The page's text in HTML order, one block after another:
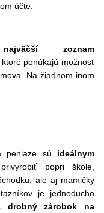
účte.
najväčší zoznam
ponúkajú možnosť
Na žiadnom inom
peniaze sú ideálnym
popri škole,
ale aj mamičky
je jednoducho
drobný zárobok na